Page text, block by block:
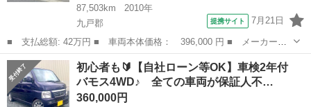
87,503km
2010年
九戸郡
提携サイト 7月21日
■ 支払総額: 42万円 ■ 車両本体価格： 396,000 円 ■ メーカー
名： ホンダ ■ 車種名： バモスホビオプロ ■ グレード名：
■ 排気量： 660cc ■ ドア枚数： 5D ■ ミッション： MT5速 ■...
岩手 九戸郡 バモス
初心者も🔰【自社ローン等OK】車検2年付
バモス4WD♪ 全ての車両が保証人不…
360,000円